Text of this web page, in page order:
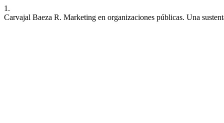
1.
Carvajal Baeza R. Marketing en organizaciones públicas. Una